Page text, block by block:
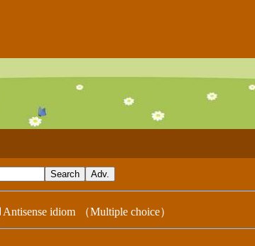
Antisense idiom （Multiple choice）